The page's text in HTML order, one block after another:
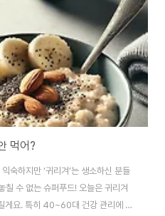
.1) 장내 미생물 균형 유지낙산은 장
먹어?
숙하지만 ‘귀리겨’는 생소하신 분들
칠 수 없는 슈퍼푸드! 오늘은 귀리겨
게요. 특히 40~60대 건강 관리에 관